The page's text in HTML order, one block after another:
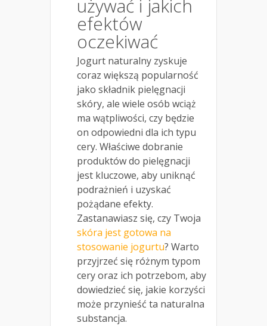
używać i jakich
efektów
oczekiwać
Jogurt naturalny zyskuje
coraz większą popularność
jako składnik pielęgnacji
skóry, ale wiele osób wciąż
ma wątpliwości, czy będzie
on odpowiedni dla ich typu
cery. Właściwe dobranie
produktów do pielęgnacji
jest kluczowe, aby uniknąć
podrażnień i uzyskać
pożądane efekty.
Zastanawiasz się, czy Twoja
skóra jest gotowa na
stosowanie jogurtu? Warto
przyjrzeć się różnym typom
cery oraz ich potrzebom, aby
dowiedzieć się, jakie korzyści
może przynieść ta naturalna
substancja.